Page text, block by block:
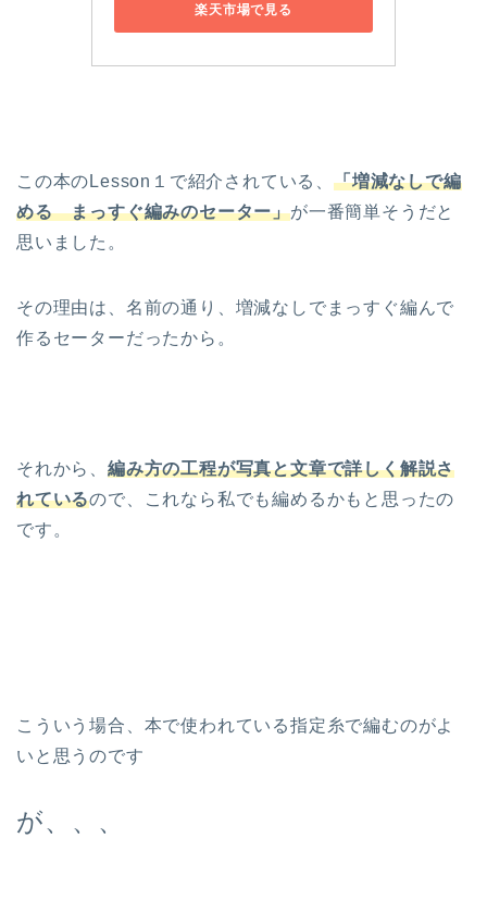
楽天市場で見る
この本のLesson１で紹介されている、 「増減なしで編
める まっすぐ編みのセーター」が一番簡単そうだと
思いました。
その理由は、名前の通り、増減なしでまっすぐ編んで
作るセーターだったから。
それから、 編み方の工程が写真と文章で詳しく解説さ
れているので、これなら私でも編めるかもと思ったの
です。
こういう場合、本で使われている指定糸で編むのがよ
いと思うのです
が、、、